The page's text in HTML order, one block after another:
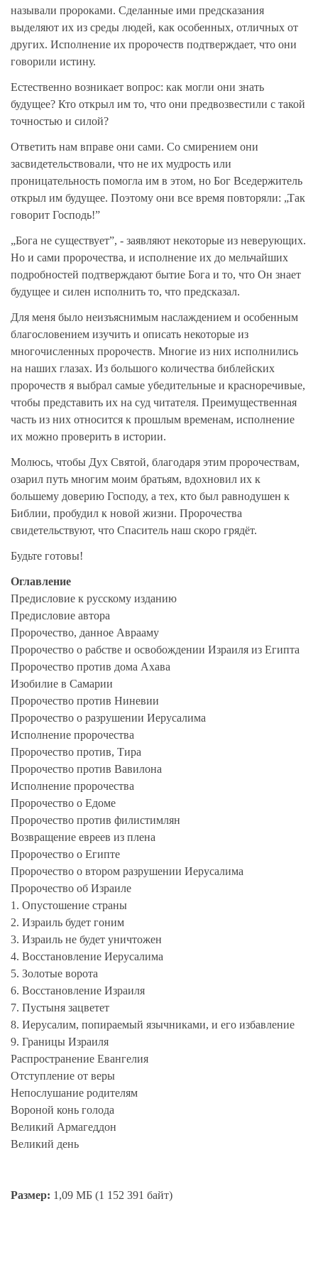
называли пророками. Сделанные ими предсказания
выделяют их из среды людей, как особенных, отличных от
других. Исполнение их пророчеств подтверждает, что они
говорили истину.
Естественно возникает вопрос: как могли они знать
будущее? Кто открыл им то, что они предвозвестили с такой
точностью и силой?
Ответить нам вправе они сами. Со смирением они
засвидетельствовали, что не их мудрость или
проницательность помогла им в этом, но Бог Вседержитель
открыл им будущее. Поэтому они все время повторяли: „Так
говорит Господь!”
„Бога не существует”, - заявляют некоторые из неверующих.
Но и сами пророчества, и исполнение их до мельчайших
подробностей подтверждают бытие Бога и то, что Он знает
будущее и силен исполнить то, что предсказал.
Для меня было неизъяснимым наслаждением и особенным
благословением изучить и описать некоторые из
многочисленных пророчеств. Многие из них исполнились
на наших глазах. Из большого количества библейских
пророчеств я выбрал самые убедительные и красноречивые,
чтобы представить их на суд читателя. Преимущественная
часть из них относится к прошлым временам, исполнение
их можно проверить в истории.
Молюсь, чтобы Дух Святой, благодаря этим пророчествам,
озарил путь многим моим братьям, вдохновил их к
большему доверию Господу, а тех, кто был равнодушен к
Библии, пробудил к новой жизни. Пророчества
свидетельствуют, что Спаситель наш скоро грядёт.
Будьте готовы!
Оглавление
Предисловие к русскому изданию
Предисловие автора
Пророчество, данное Аврааму
Пророчество о рабстве и освобождении Израиля из Египта
Пророчество против дома Ахава
Изобилие в Самарии
Пророчество против Ниневии
Пророчество о разрушении Иерусалима
Исполнение пророчества
Пророчество против, Тира
Пророчество против Вавилона
Исполнение пророчества
Пророчество о Едоме
Пророчество против филистимлян
Возвращение евреев из плена
Пророчество о Египте
Пророчество о втором разрушении Иерусалима
Пророчество об Израиле
1. Опустошение страны
2. Израиль будет гоним
3. Израиль не будет уничтожен
4. Восстановление Иерусалима
5. Золотые ворота
6. Восстановление Израиля
7. Пустыня зацветет
8. Иерусалим, попираемый язычниками, и его избавление
9. Границы Израиля
Распространение Евангелия
Отступление от веры
Непослушание родителям
Вороной конь голода
Великий Армагеддон
Великий день
Размер: 1,09 МБ (1 152 391 байт)